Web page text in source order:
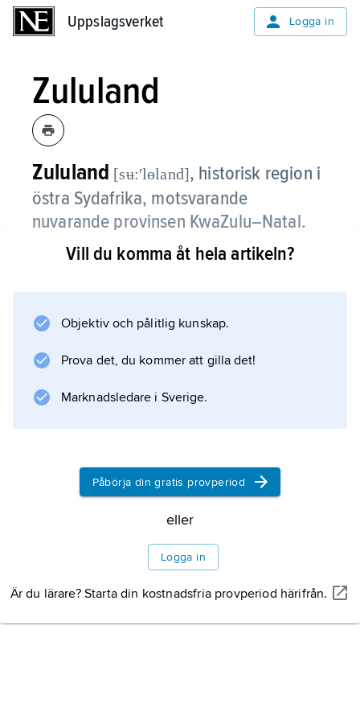
Uppslagsverket Logga in
Zululand
Zululand [sʉ:ʹlɵland], historisk region i
östra Sydafrika, motsvarande
nuvarande provinsen KwaZulu–Natal.
Omkring år 1800 var zuluerna en av flera små
Shaka
vars nyskapande krigsteknik och
militärorganisation med årsklassregementen
han starkt vidareutvecklade.
Information om artikeln
Vill du komma åt hela artikeln?
Objektiv och pålitlig kunskap.
Prova det, du kommer att gilla det!
Marknadsledare i Sverige.
Påbörja din gratis provperiod
eller
Logga in
Är du lärare? Starta din kostnadsfria provperiod härifrån.